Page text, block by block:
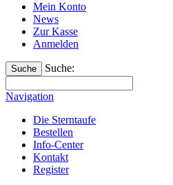
Mein Konto
News
Zur Kasse
Anmelden
Suche Suche:
Navigation
Die Sterntaufe
Bestellen
Info-Center
Kontakt
Register